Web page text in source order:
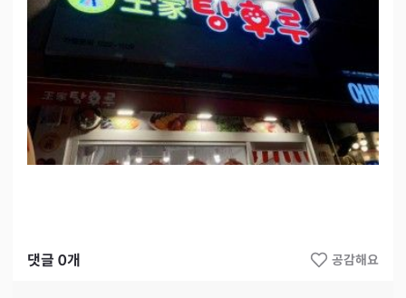
댓글 0개 공감해요